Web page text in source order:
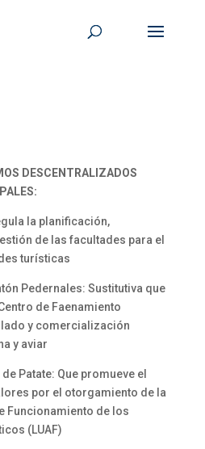
DESCENTRALIZADOS
la planificación,
de las facultades para el
turísticas
Pedernales: Sustitutiva que
de Faenamiento
y comercialización
y aviar
Patate: Que promueve el
por el otorgamiento de la
Funcionamiento de los
(LUAF)